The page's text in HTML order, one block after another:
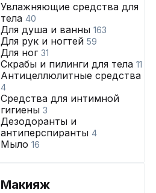
Увлажняющие средства для
тела 40
Для душа и ванны 163
Для рук и ногтей 59
Для ног 31
Скрабы и пилинги для тела 11
Антицеллюлитные средства
4
Средства для интимной
гигиены 3
Дезодоранты и
антиперспиранты 4
Мыло 16
Макияж